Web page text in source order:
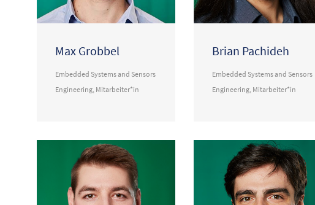
Max Grobbel
Embedded Systems and Sensors
Engineering Mitarbeiter*in
Brian Pachideh
Embedded Systems and Sensors
Engineering Mitarbeiter*in